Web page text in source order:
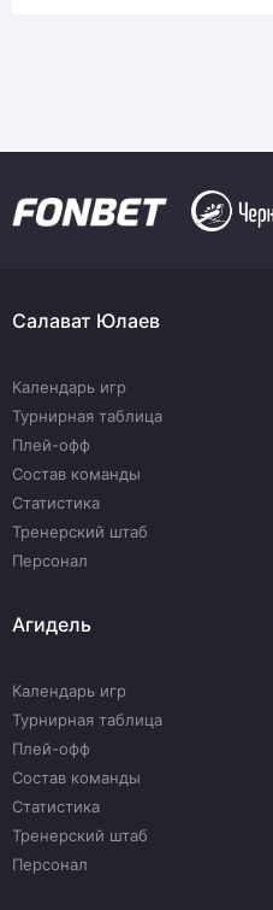
Салават Юлаев
Календарь игр
Турнирная таблица
Плей-офф
Состав команды
Статистика
Тренерский штаб
Персонал
Агидель
Календарь игр
Турнирная таблица
Плей-офф
Состав команды
Статистика
Тренерский штаб
Персонал